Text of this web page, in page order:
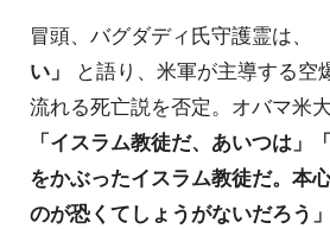
冒頭、バグダディ氏守護霊は、
い」
と語り、米軍が主導する空
流れる死亡説を否定。オバマ米
「イスラム教徒だ、あいつは」
をかぶったイスラム教徒だ。本
のが恐くてしょうがないだろう」